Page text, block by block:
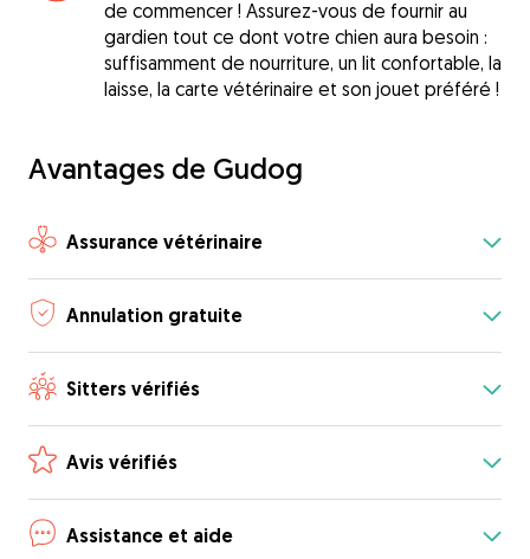
de commencer ! Assurez-vous de fournir au
gardien tout ce dont votre chien aura besoin :
suffisamment de nourriture, un lit confortable, la
laisse, la carte vétérinaire et son jouet préféré !
Avantages de Gudog
Assurance vétérinaire
Annulation gratuite
Sitters vérifiés
Avis vérifiés
Assistance et aide